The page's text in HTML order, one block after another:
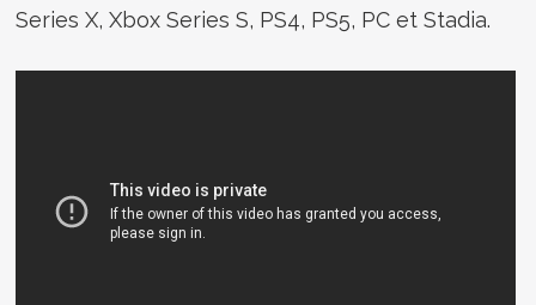
Series X, Xbox Series S, PS4, PS5, PC et Stadia.